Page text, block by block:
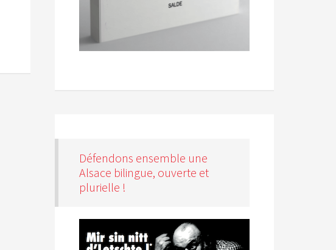
Défendons ensemble une
Alsace bilingue, ouverte et
plurielle !